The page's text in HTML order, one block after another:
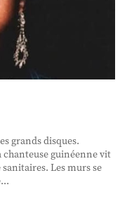
grands disques.
chanteuse guinéenne vit
Les murs se